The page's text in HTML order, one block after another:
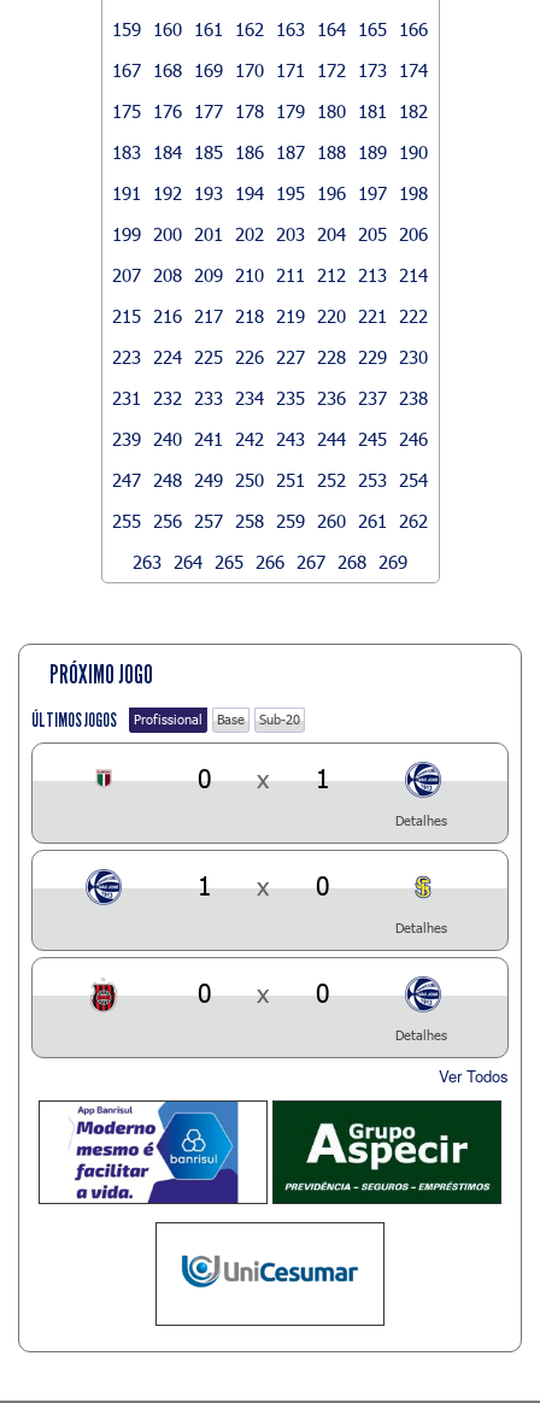
159
160 161 162 163 164 165
166
167
168 169 170 171 172 173
174
175
176 177 178 179 180 181
182
183
184 185 186 187 188 189
190
191
192 193 194 195 196 197
198
199
200 201 202 203 204 205
206
207
208 209 210 211 212 213
214
215
216 217 218 219 220 221
222
223
224 225 226 227 228 229
230
231
232 233 234 235 236 237
238
239
240 241 242 243 244 245
246
247
248 249 250 251 252 253
254
255
256 257 258 259 260 261
262
263
264 265 266 267 268 269
PRÓXIMO JOGO
ÚLTIMOS JOGOS Profissional Base Sub-20
0 x 1
Detalhes
1 x 0
Detalhes
0 x 0
Detalhes
Ver Todos